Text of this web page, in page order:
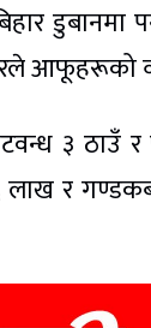
डुबानमा
आफूहरूको
३ ठाउँ
लाख र